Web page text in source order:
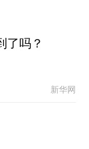
了吗？
新华网